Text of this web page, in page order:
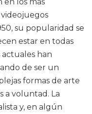
su popularidad se
estar en todas
actuales han
de ser un
formas de arte
a voluntad. La
y, en algún